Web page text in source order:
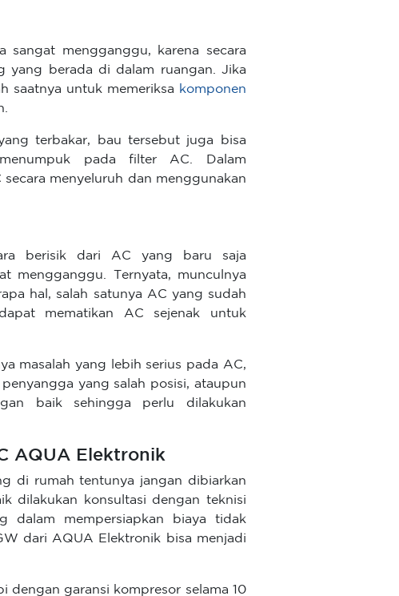
sangat mengganggu, karena secara
yang berada di dalam ruangan. Jika
saatnya untuk memeriksa komponen
terbakar, bau tersebut juga bisa
pada filter AC. Dalam
menyeluruh dan menggunakan
berisik dari AC yang baru saja
mengganggu. Ternyata, munculnya
hal, salah satunya AC yang sudah
mematikan AC sejenak untuk
masalah yang lebih serius pada AC,
yang salah posisi, ataupun
baik sehingga perlu dilakukan
AQUA Elektronik
di rumah tentunya jangan dibiarkan
dilakukan konsultasi dengan teknisi
dalam mempersiapkan biaya tidak
dari AQUA Elektronik bisa menjadi
dengan garansi kompresor selama 10